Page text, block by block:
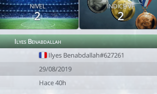
NIVEL
2
ÍNDICE VF
2
Ilyes Benabdallah
Ilyes Benabdallah#627261
29/08/2019
Hace 40h